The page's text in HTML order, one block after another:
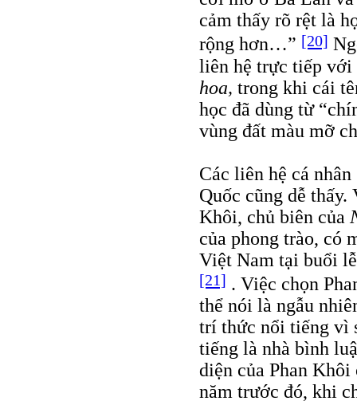
cảm thấy rõ rệt là
rộng hơn…” [20]
liên hệ trực tiếp
hoa, trong khi cái
học đã dùng từ
vùng đất màu mỡ
Các liên hệ cá
Quốc cũng dễ
Khôi, chủ biên của
của phong trào, có
Việt Nam tại buổi
[21] . Việc chọn
thể nói là ngẫu
trí thức nổi tiếng vì
tiếng là nhà bình
diện của Phan
năm trước đó, khi